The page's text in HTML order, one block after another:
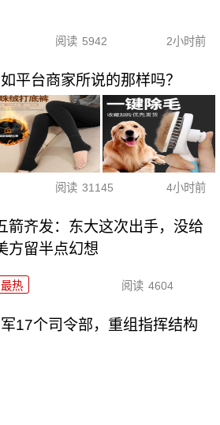
阅读 5942 2小时前
平台商家所说的那样吗？
阅读 31145 4小时前
箭齐发：东大这次出手，没给
方留半点幻想
最热 阅读 4604
17个司令部，重组指挥结构